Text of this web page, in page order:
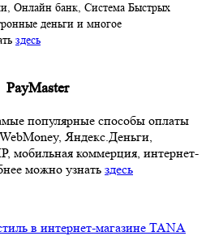
Онлайн банк, Система Быстрых
деньги и многое
здесь
популярные способы оплаты
WebMoney, Яндекс.Деньги,
мобильная коммерция, интернет-
можно узнать здесь